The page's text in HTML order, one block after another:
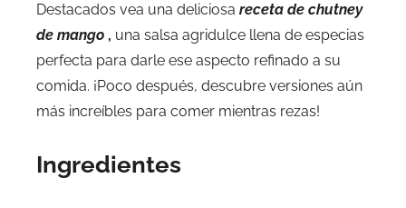
Destacados vea una deliciosa receta de chutney
de mango , una salsa agridulce llena de especias
perfecta para darle ese aspecto refinado a su
comida. ¡Poco después, descubre versiones aún
más increíbles para comer mientras rezas!
Ingredientes